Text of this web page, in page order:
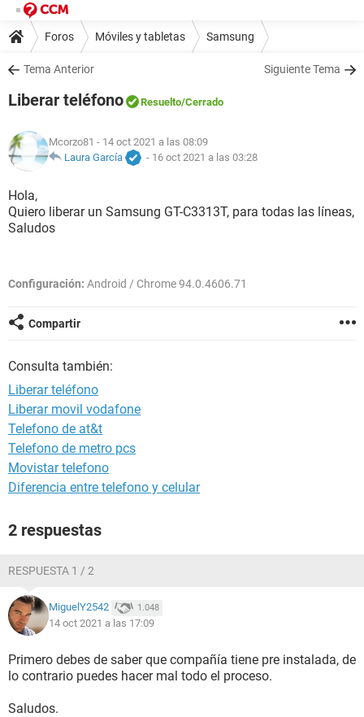
Foros Móviles y tabletas Samsung
Tema Anterior Siguiente Tema
Liberar teléfono Resuelto/Cerrado
Mcorzo81 - 14 oct 2021 a las 08:09
Laura García
- 16 oct 2021 a las 03:28
Hola,
Quiero liberar un Samsung GT-C3313T, para todas las líneas,
Saludos
Configuración: Android / Chrome 94.0.4606.71
Compartir
Consulta también:
Liberar teléfono
Liberar movil vodafone
Telefono de at&t
Telefono de metro pcs
Movistar telefono
Diferencia entre telefono y celular
2 respuestas
RESPUESTA 1 / 2
MiguelY2542 1.048
14 oct 2021 a las 17:09
Primero debes de saber que compañía tiene pre instalada, de
lo contrario puedes hacer mal todo el proceso.
Saludos.